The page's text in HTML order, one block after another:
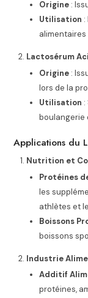
Origine :
Utilisation
Lactosérum
Origine :
lors de la
Utilisation
boulangerie
Applications du
Nutrition et
Protéines
les
athlètes et
Boissons
boissons
Industrie
Additif
protéines,